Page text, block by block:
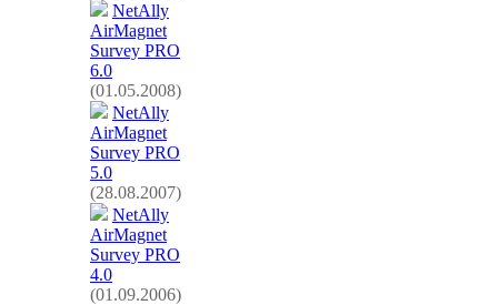
NetAlly
AirMagnet
Survey PRO
6.0
(01.05.2008)
NetAlly
AirMagnet
Survey PRO
5.0
(28.08.2007)
NetAlly
AirMagnet
Survey PRO
4.0
(01.09.2006)